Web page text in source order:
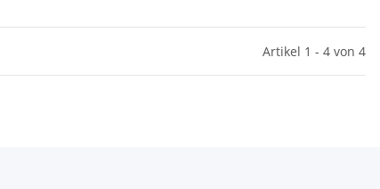
Artikel 1 - 4 von 4